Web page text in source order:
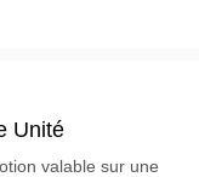
Unité
valable sur une